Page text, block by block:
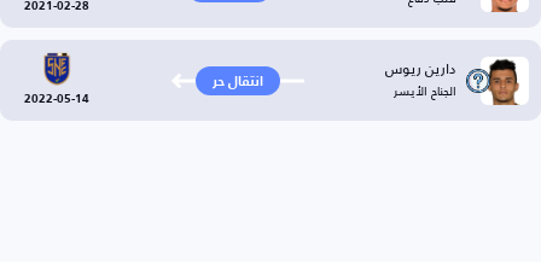
2021-02-28
دارين ريوس
الجناح الأيسر انتقال حر
2022-05-14